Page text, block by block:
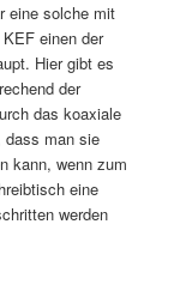
eine solche mit
einen der
Hier gibt es
der
das koaxiale
dass man sie
kann, wenn zum
eine
werden